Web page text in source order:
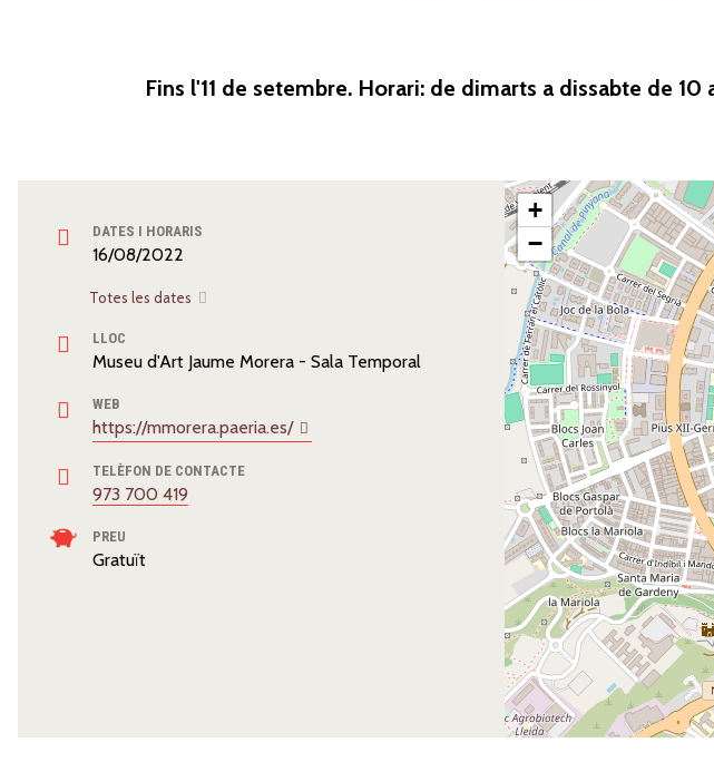
Fins l'11 de setembre. Horari: de dimarts a dissabte de
DATES I HORARIS
16/08/2022
Totes les dates
LLOC
Museu d'Art Jaume Morera - Sala Temporal
WEB
https://mmorera.paeria.es/
TELÈFON DE CONTACTE
973 700 419
PREU
Gratuït
+
−